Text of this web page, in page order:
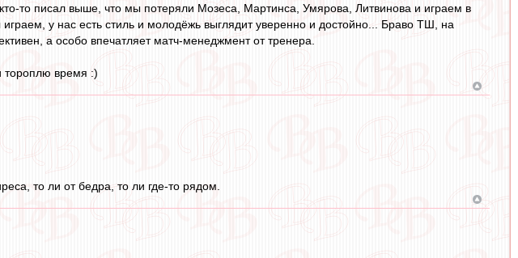
то писал выше, что мы потеряли Мозеса, Мартинса, Умярова, Литвинова и играем в
у нас есть стиль и молодёжь выглядит уверенно и достойно... Браво ТШ, на
а особо впечатляет матч-менеджмент от тренера.
тороплю время :)
то ли от бедра, то ли где-то рядом.